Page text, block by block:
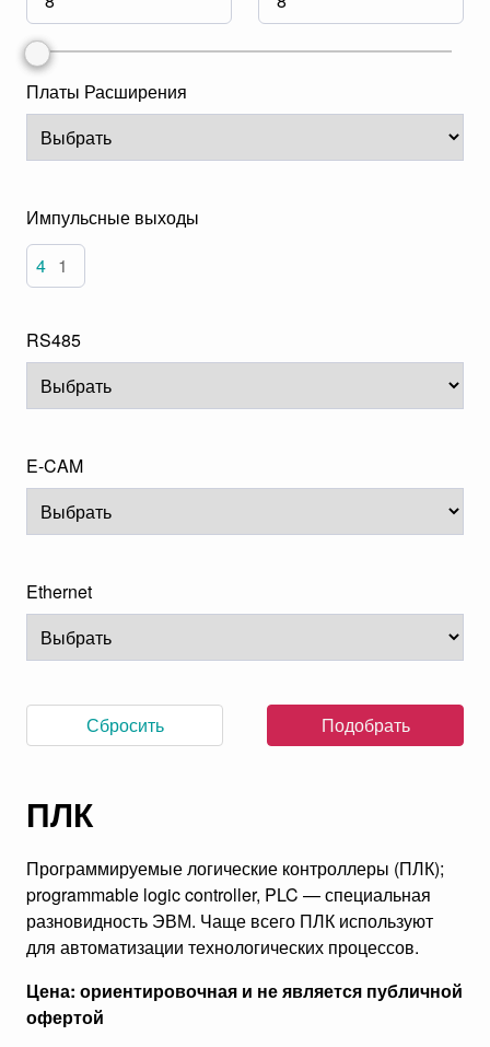
Платы Расширения
Импульсные выходы
4 1
RS485
E-CAM
Ethernet
Подобрать
Сбросить
ПЛК
Программируемые логические контроллеры (ПЛК);
programmable logic controller, PLC — специальная
разновидность ЭВМ. Чаще всего ПЛК используют
для автоматизации технологических процессов.
Цена: ориентировочная и не является публичной
офертой